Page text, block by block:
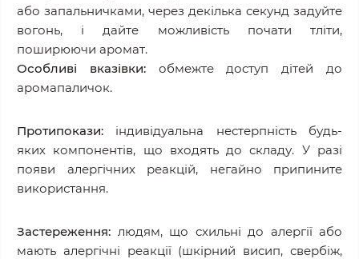
або запальничками, через декілька секунд задуйте
вогонь, і дайте можливість почати тліти,
поширюючи аромат.
Особливі вказівки:обмежте доступ дітей до
аромапаличок.
Протипокази: індивідуальна нестерпність будь-
яких компонентів, що входять до складу. У разі
появи алергічних реакцій, негайно припините
використання.
Застереження: людям, що схильні до алергії або
мають алергічні реакції (шкірний висип, свербіж,